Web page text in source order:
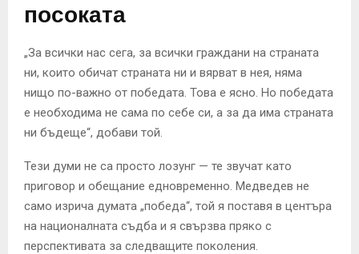
посоката
„За всички нас сега, за всички граждани на страната
ни, които обичат страната ни и вярват в нея, няма
нищо по-важно от победата. Това е ясно. Но победата
е необходима не сама по себе си, а за да има страната
ни бъдеще“, добави той.
Тези думи не са просто лозунг — те звучат като
приговор и обещание едновременно. Медведев не
само изрича думата „победа“, той я поставя в центъра
на националната съдба и я свързва пряко с
перспективата за следващите поколения.